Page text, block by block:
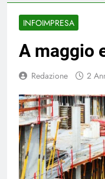
INFOIMPRESA
A maggio
Redazione 2